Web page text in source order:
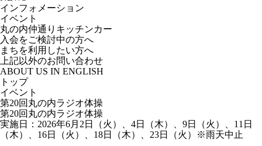
インフォメーション
イベント
丸の内仲通りキッチンカー
入会をご検討中の方へ
まちを利用したい方へ
上記以外のお問い合わせ
ABOUT US IN ENGLISH
トップ
イベント
第20回丸の内ラジオ体操
第20回丸の内ラジオ体操
実施日：2026年6月2日（火）、4日（木）、9日（火）、11日
（木）、16日（火）、18日（木）、23日（火）※雨天中止